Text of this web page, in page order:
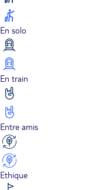
En solo
En train
Entre amis
Ethique